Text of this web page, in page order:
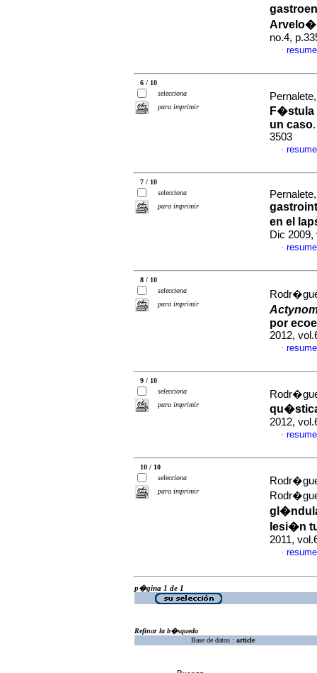
Arvelo�
no.4,
·
6 / 10
selecciona
para imprimir
F�stula
un caso
3503
·
7 / 10
selecciona
para imprimir
en el
Dic 2009,
·
8 / 10
selecciona
para imprimir
por
2012,
·
9 / 10
selecciona
para imprimir
2012,
·
10 / 10
selecciona
para imprimir
lesi�n
2011,
·
p�gina 1 de 1
Refinar la b�squeda
Base de datos : article